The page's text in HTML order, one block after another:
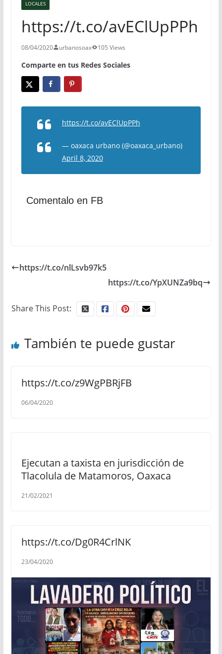
LOCALES
https://t.co/avEClUpPPh
08/04/2020 urbanosoax 105 Views
Comparte en tus Redes Sociales
https://t.co/avEClUpPPh
— oaxaca urbano (@oaxaca_urbano)
April 8, 2020
Comentalo en FB
https://t.co/nlLsvb97k5
https://t.co/YpXUNZa9bq
Share This Post:
También te puede gustar
https://t.co/z9WgPBRjFB
06/04/2020
Ejecutan a taxista en jurisdicción de
Tlacolula de Matamoros, Oaxaca
21/02/2021
https://t.co/Dg0R4CrlNK
23/04/2020